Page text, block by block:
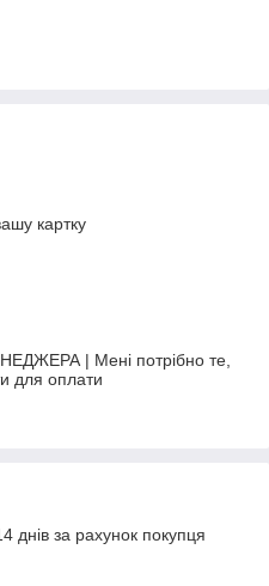
картку
| Мені потрібно те,
для оплати
днів за рахунок покупця